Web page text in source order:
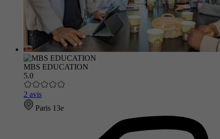
MBS EDUCATION
5.0
2 avis
Paris 13e